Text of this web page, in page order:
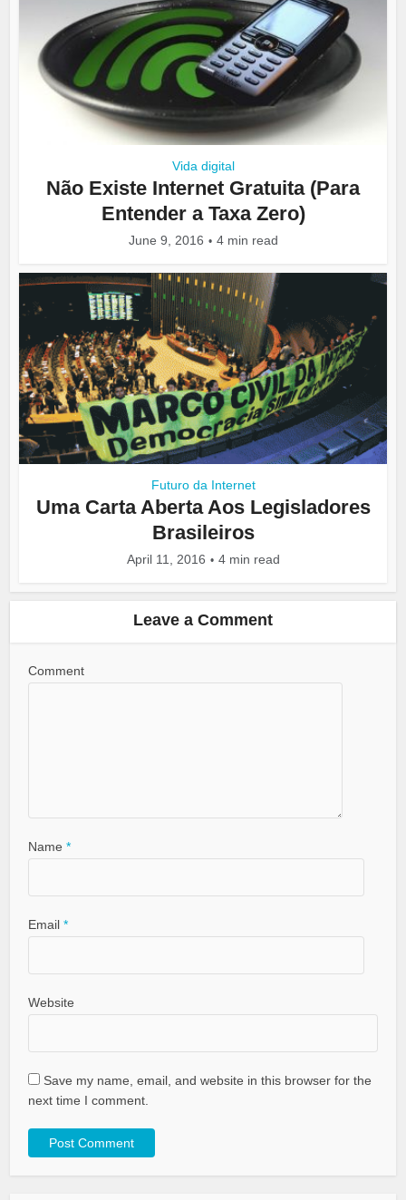
Vida digital
Não Existe Internet Gratuita (Para
Entender a Taxa Zero)
June 9, 2016 4 min read
Futuro da Internet
Uma Carta Aberta Aos Legisladores
Brasileiros
April 11, 2016 4 min read
Leave a Comment
Comment
Name *
Email *
Website
Save my name, email, and website in this browser for the
next time I comment.